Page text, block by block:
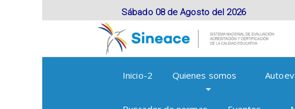
Sábado 08 de Agosto del 2026
Inicio-2 Quienes somos